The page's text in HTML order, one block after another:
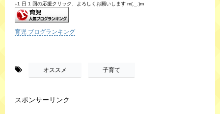
↓1 日 1 回の応援クリック、よろしくお願いします m(._.)m
育児 ブログランキング
オススメ 子育て
スポンサーリンク